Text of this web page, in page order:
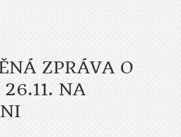
ZPRÁVA O
NA